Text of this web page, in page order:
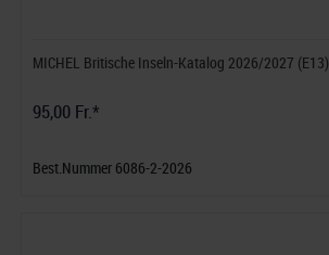
MICHEL Britische Inseln-Katalog 2026/2027 (E13)
95,00 Fr.*
Best.Nummer 6086-2-2026